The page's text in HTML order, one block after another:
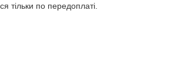
тільки по передоплаті.